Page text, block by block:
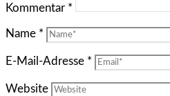
Kommentar *
Name *
E-Mail-Adresse *
Website